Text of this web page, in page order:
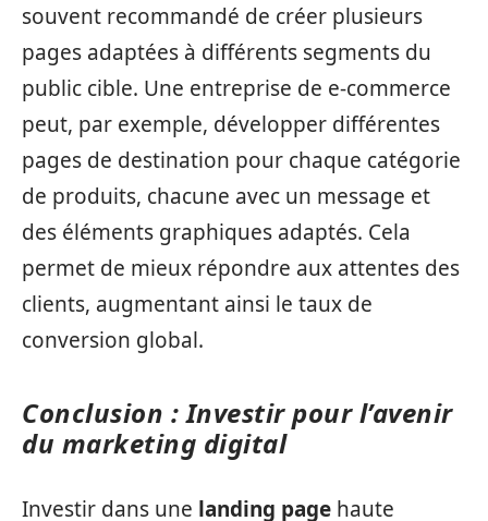
souvent recommandé de créer plusieurs
pages adaptées à différents segments du
public cible. Une entreprise de e-commerce
peut, par exemple, développer différentes
pages de destination pour chaque catégorie
de produits, chacune avec un message et
des éléments graphiques adaptés. Cela
permet de mieux répondre aux attentes des
clients, augmentant ainsi le taux de
conversion global.
Conclusion : Investir pour l’avenir
du marketing digital
Investir dans une landing page haute